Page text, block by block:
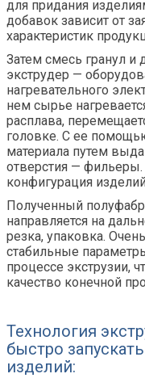
для придания
добавок зависит от
характеристик
Затем смесь гранул и
экструдер —
нагревательного
нем сырье
расплава,
головке. С ее
материала путем
отверстия —
конфигурация
Полученный
направляется на
резка, упаковка.
стабильные
процессе экструзии,
качество конечной
Технология
быстро
изделий: